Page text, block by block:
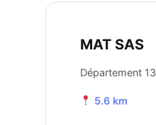
MAT SAS
Département 13
5.6 km